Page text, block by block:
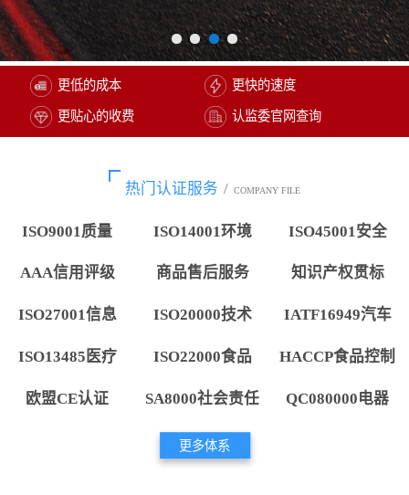
更低的成本 更快的速度
更贴心的收费 认监委官网查询
热门认证服务 / COMPANY FILE
ISO9001质量 ISO14001环境 ISO45001安全
AAA信用评级 商品售后服务 知识产权贯标
ISO27001信息 ISO20000技术 IATF16949汽车
ISO13485医疗 ISO22000食品 HACCP食品控制
欧盟CE认证 SA8000社会责任 QC080000电器
更多体系